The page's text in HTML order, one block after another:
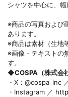
シャツを中心に、
※商品の写真および
あります。
※商品は素材（生地
※画像・テキストの
す。
◆COSPA（株式会
・X：@cospa_inc
・Instagram ／